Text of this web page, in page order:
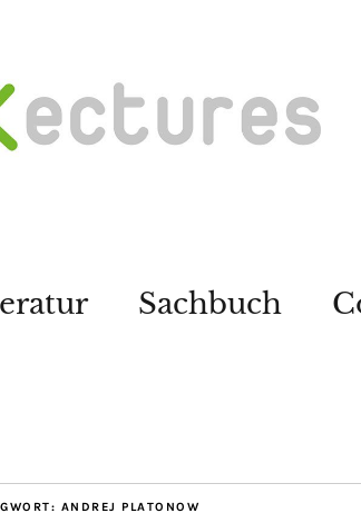
Sachbuch
ANDREJ PLATONOW